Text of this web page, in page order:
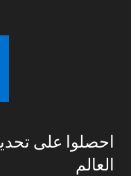
احصلوا على
العالم